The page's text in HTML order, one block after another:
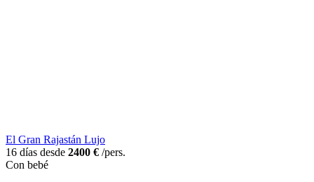
El Gran Rajastán Lujo
16 días desde 2400 € /pers.
Con bebé